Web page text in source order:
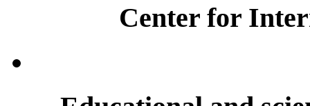
Center for